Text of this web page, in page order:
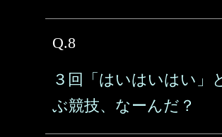
Q.8
３回「はいはいはい」
ぶ競技、なーんだ？